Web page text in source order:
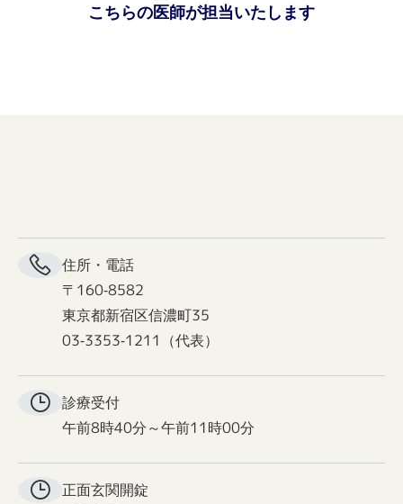
こちらの医師が担当いたします
住所・電話
〒160-8582
東京都新宿区信濃町35
03-3353-1211（代表）
診療受付
午前8時40分～午前11時00分
正面玄関開錠